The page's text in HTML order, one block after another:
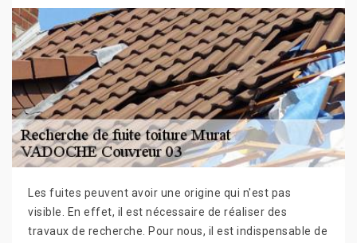
Les fuites peuvent avoir une origine qui n'est pas
visible. En effet, il est nécessaire de réaliser des
travaux de recherche. Pour nous, il est indispensable de